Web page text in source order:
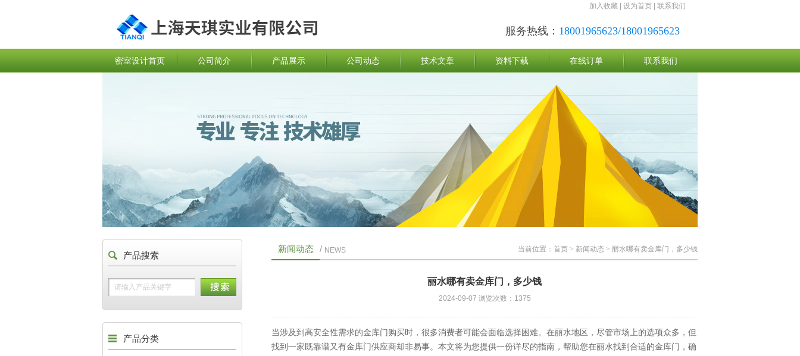
加入收藏 设为首页 联系我们
服务热线： 18001965623/18001965623
密室设计首页 公司简介 产品展示 公司动态 技术文章 资料下载 在线订单 联系我们
产品搜索
产品分类
新闻动态 / NEWS 当前位置： 首页 > 新闻动态 > 丽水哪有卖金库门，多少钱
丽水哪有卖金库门，多少钱
2024-09-07 浏览次数：1375
当涉及到高安全性需求的金库门购买时，很多消费者可能会面临选择困难。在丽水地区，尽管市场上的选项众多，但
找到一家既靠谱又有金库门供应商却非易事。本文将为您提供一份详尽的指南，帮助您在丽水找到合适的金库门，确